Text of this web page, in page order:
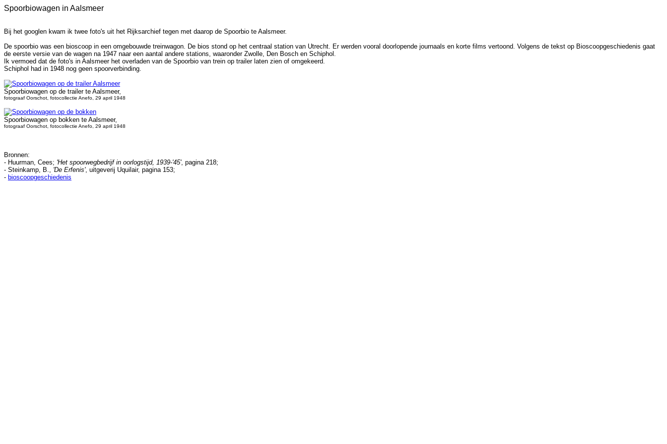
Spoorbiowagen in Aalsmeer
Bij het googlen kwam ik twee foto's uit het Rijksarchief tegen met daarop de Spoorbio te Aalsmeer.
De spoorbio was een bioscoop in een omgebouwde treinwagon. De bios stond op het centraal station van Utrecht. Er werden vooral doorlopende journaals en korte films vertoond. Volgens de tekst op Bioscoopgeschiedenis gaat
de eerste versie van de wagen na 1947 naar een aantal andere stations, waaronder Zwolle, Den Bosch en Schiphol.
Ik vermoed dat de foto's in Aalsmeer het overladen van de Spoorbio van trein op trailer laten zien of omgekeerd.
Schiphol had in 1948 nog geen spoorverbinding.
Spoorbiowagen op de trailer te Aalsmeer,
fotograaf Oorschot, fotocollectie Anefo, 29 april 1948
Spoorbiowagen op bokken te Aalsmeer,
fotograaf Oorschot, fotocollectie Anefo, 29 april 1948
Bronnen:
- Huurman, Cees; 'Het spoorwegbedrijf in oorlogstijd, 1939-'45', pagina 218;
- Steinkamp, B., 'De Erfenis', uitgeverij Uquilair, pagina 153;
- bioscoopgeschiedenis